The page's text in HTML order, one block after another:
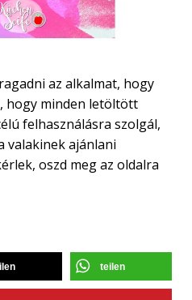
az alkalmat, hogy
hogy minden letöltött
felhasználásra szolgál,
valakinek ajánlani
oszd meg az oldalra
teilen